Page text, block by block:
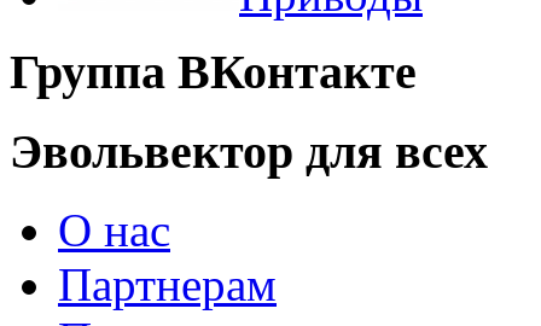
Группа ВКонтакте
Эвольвектор для всех
О нас
Партнерам